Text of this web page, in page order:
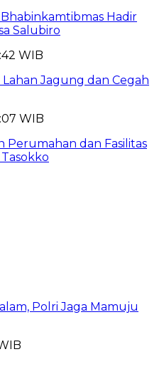
Hadir
Salubiro
WIB
Jagung dan Cegah
WIB
Perumahan dan Fasilitas
Polri Jaga Mamuju